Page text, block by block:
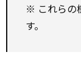
※ これらの
す。